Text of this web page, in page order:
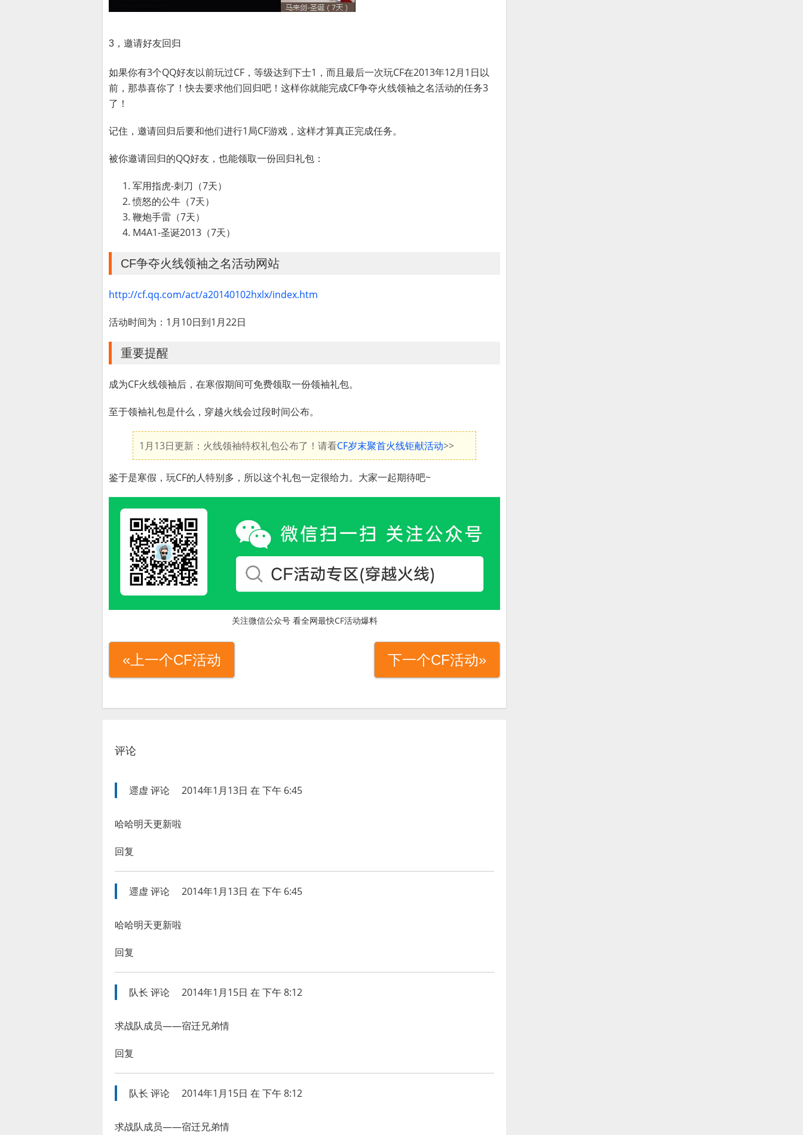
3，邀请好友回归
如果你有3个QQ好友以前玩过CF，等级达到下士1，而且最后一次玩CF在2013年12月1日以
前，那恭喜你了！快去要求他们回归吧！这样你就能完成CF争夺火线领袖之名活动的任务3
了！
记住，邀请回归后要和他们进行1局CF游戏，这样才算真正完成任务。
被你邀请回归的QQ好友，也能领取一份回归礼包：
军用指虎-刺刀（7天）
愤怒的公牛（7天）
鞭炮手雷（7天）
M4A1-圣诞2013（7天）
CF争夺火线领袖之名活动网站
http://cf.qq.com/act/a20140102hxlx/index.htm
活动时间为：1月10日到1月22日
重要提醒
成为CF火线领袖后，在寒假期间可免费领取一份领袖礼包。
至于领袖礼包是什么，穿越火线会过段时间公布。
1月13日更新：火线领袖特权礼包公布了！请看CF岁末聚首火线钜献活动>>
鉴于是寒假，玩CF的人特别多，所以这个礼包一定很给力。大家一起期待吧~
关注微信公众号 看全网最快CF活动爆料
«上一个CF活动 下一个CF活动»
评论
遝虚 评论 2014年1月13日 在 下午 6:45
哈哈明天更新啦
回复
遝虚 评论 2014年1月13日 在 下午 6:45
哈哈明天更新啦
回复
队长 评论 2014年1月15日 在 下午 8:12
求战队成员——宿迁兄弟情
回复
队长 评论 2014年1月15日 在 下午 8:12
求战队成员——宿迁兄弟情